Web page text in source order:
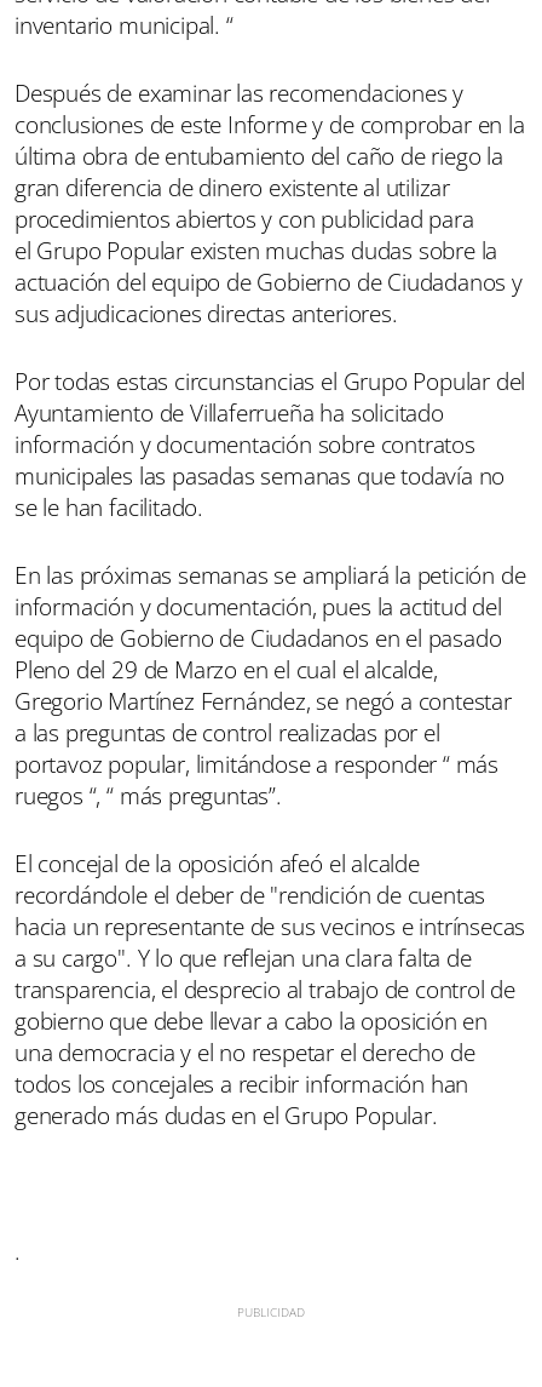
inventario municipal. “
Después de examinar las recomendaciones y
conclusiones de este Informe y de comprobar en la
última obra de entubamiento del caño de riego la
gran diferencia de dinero existente al utilizar
procedimientos abiertos y con publicidad para
el Grupo Popular existen muchas dudas sobre la
actuación del equipo de Gobierno de Ciudadanos y
sus adjudicaciones directas anteriores.
Por todas estas circunstancias el Grupo Popular del
Ayuntamiento de Villaferrueña ha solicitado
información y documentación sobre contratos
municipales las pasadas semanas que todavía no
se le han facilitado.
En las próximas semanas se ampliará la petición de
información y documentación, pues la actitud del
equipo de Gobierno de Ciudadanos en el pasado
Pleno del 29 de Marzo en el cual el alcalde,
Gregorio Martínez Fernández, se negó a contestar
a las preguntas de control realizadas por el
portavoz popular, limitándose a responder “ más
ruegos “, “ más preguntas”.
El concejal de la oposición afeó el alcalde
recordándole el deber de "rendición de cuentas
hacia un representante de sus vecinos e intrínsecas
a su cargo". Y lo que reflejan una clara falta de
transparencia, el desprecio al trabajo de control de
gobierno que debe llevar a cabo la oposición en
una democracia y el no respetar el derecho de
todos los concejales a recibir información han
generado más dudas en el Grupo Popular.
.